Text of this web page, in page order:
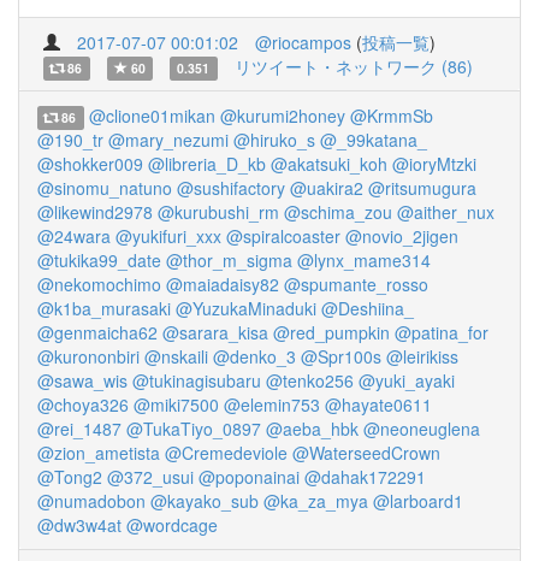
2017-07-07 00:01:02 @riocampos (投稿一覧)
86 60 0.351 リツイート・ネットワーク (86)
86 @clione01mikan @kurumi2honey @KrmmSb
@190_tr @mary_nezumi @hiruko_s @_99katana_
@shokker009 @libreria_D_kb @akatsuki_koh @ioryMtzki
@sinomu_natuno @sushifactory @uakira2 @ritsumugura
@likewind2978 @kurubushi_rm @schima_zou @aither_nux
@24wara @yukifuri_xxx @spiralcoaster @novio_2jigen
@tukika99_date @thor_m_sigma @lynx_mame314
@nekomochimo @maiadaisy82 @spumante_rosso
@k1ba_murasaki @YuzukaMinaduki @Deshiina_
@genmaicha62 @sarara_kisa @red_pumpkin @patina_for
@kurononbiri @nskaili @denko_3 @Spr100s @leirikiss
@sawa_wis @tukinagisubaru @tenko256 @yuki_ayaki
@choya326 @miki7500 @elemin753 @hayate0611
@rei_1487 @TukaTiyo_0897 @aeba_hbk @neoneuglena
@zion_ametista @Cremedeviole @WaterseedCrown
@Tong2 @372_usui @poponainai @dahak172291
@numadobon @kayako_sub @ka_za_mya @larboard1
@dw3w4at @wordcage